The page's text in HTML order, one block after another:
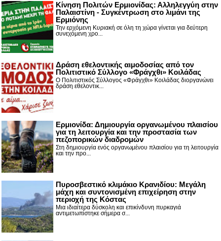
Κίνηση Πολιτών Ερμιονίδας: Αλληλεγγύη στην
Παλαιστίνη - Συγκέντρωση στο λιμάνι της
Ερμιόνης
Την ερχόμενη Κυριακή σε όλη τη χώρα γίνεται για δεύτερη
συνεχόμενη χρο...
Δράση εθελοντικής αιμοδοσίας από τον
Πολιτιστικό Σύλλογο «Φράγχθι» Κοιλάδας
Ο Πολιτιστικός Σύλλογος «Φράγχθι» Κοιλάδας διοργανώνει
δράση εθελοντικ...
Ερμιονίδα: Δημιουργία οργανωμένου πλαισίου
για τη λειτουργία και την προστασία των
πεζοπορικών διαδρομών
Στη δημιουργία ενός οργανωμένου πλαισίου για τη λειτουργία
και την προ...
Πυροσβεστικό κλιμάκιο Κρανιδίου: Μεγάλη
μάχη και συντονισμένη επιχείρηση στην
περιοχή της Κόστας
Μια ιδιαίτερα δύσκολη και επικίνδυνη πυρκαγιά
αντιμετωπίστηκε σήμερα σ...